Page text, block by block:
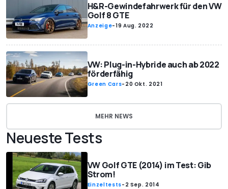
H&R-Gewindefahrwerk für den VW
Golf 8 GTE
Anzeige-19 Aug. 2022
VW: Plug-in-Hybride auch ab 2022
förderfähig
Green Cars- 20 Okt. 2021
MEHR NEWS
Neueste Tests
VW Golf GTE (2014) im Test: Gib
Strom!
Einzeltests- 2 Sep. 2014